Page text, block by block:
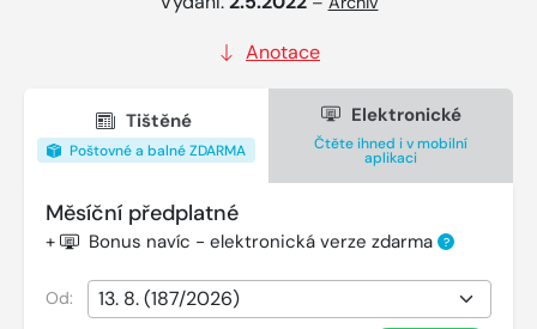
Anotace
Tištěné
Poštovné a balné ZDARMA
Elektronické
Čtěte ihned i v mobilní
aplikaci
Měsíční předplatné
+ Bonus navíc - elektronická verze zdarma ?
Od: